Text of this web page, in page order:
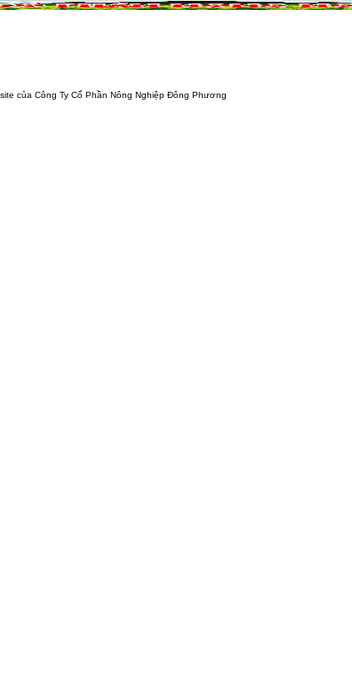
Cổ Phần Nông Nghiệp Đông Phương